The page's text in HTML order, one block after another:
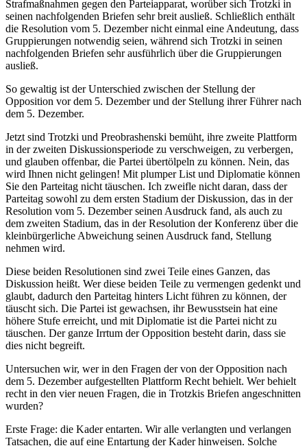
Strafmaßnahmen gegen den Parteiapparat, worüber sich Trotzki in
seinen nachfolgenden Briefen sehr breit ausließ. Schließlich enthält
die Resolution vom 5. Dezember nicht einmal eine Andeutung, dass
Gruppierungen notwendig seien, während sich Trotzki in seinen
nachfolgenden Briefen sehr ausführlich über die Gruppierungen
ausließ.
So gewaltig ist der Unterschied zwischen der Stellung der
Opposition vor dem 5. Dezember und der Stellung ihrer Führer nach
dem 5. Dezember.
Jetzt sind Trotzki und Preobrashenski bemüht, ihre zweite Plattform
in der zweiten Diskussionsperiode zu verschweigen, zu verbergen,
und glauben offenbar, die Partei übertölpeln zu können. Nein, das
wird Ihnen nicht gelingen! Mit plumper List und Diplomatie können
Sie den Parteitag nicht täuschen. Ich zweifle nicht daran, dass der
Parteitag sowohl zu dem ersten Stadium der Diskussion, das in der
Resolution vom 5. Dezember seinen Ausdruck fand, als auch zu
dem zweiten Stadium, das in der Resolution der Konferenz über die
kleinbürgerliche Abweichung seinen Ausdruck fand, Stellung
nehmen wird.
Diese beiden Resolutionen sind zwei Teile eines Ganzen, das
Diskussion heißt. Wer diese beiden Teile zu vermengen gedenkt und
glaubt, dadurch den Parteitag hinters Licht führen zu können, der
täuscht sich. Die Partei ist gewachsen, ihr Bewusstsein hat eine
höhere Stufe erreicht, und mit Diplomatie ist die Partei nicht zu
täuschen. Der ganze Irrtum der Opposition besteht darin, dass sie
dies nicht begreift.
Untersuchen wir, wer in den Fragen der von der Opposition nach
dem 5. Dezember aufgestellten Plattform Recht behielt. Wer behielt
recht in den vier neuen Fragen, die in Trotzkis Briefen angeschnitten
wurden?
Erste Frage: die Kader entarten. Wir alle verlangten und verlangen
Tatsachen, die auf eine Entartung der Kader hinweisen. Solche